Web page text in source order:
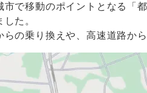
市で移動のポイントとなる「
した。
らの乗り換えや、高速道路か